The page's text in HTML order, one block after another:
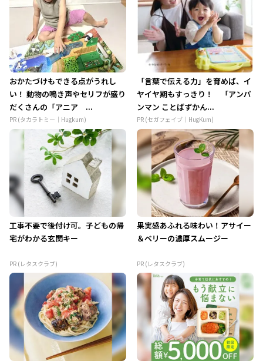
おかたづけもできる点がうれし
い！ 動物の鳴き声やセリフが盛り
だくさんの「アニア ...
PR (タカラトミー｜Hugkum)
「言葉で伝える力」を育めば、イ
ヤイヤ期もすっきり！ 「アンパ
ンマン ことばずかん...
PR (セガフェイブ｜HugKum)
工事不要で後付け可。子どもの帰
宅がわかる玄関キー
PR (レタスクラブ)
果実感あふれる味わい！アサイー
＆ベリーの濃厚スムージー
PR (レタスクラブ)